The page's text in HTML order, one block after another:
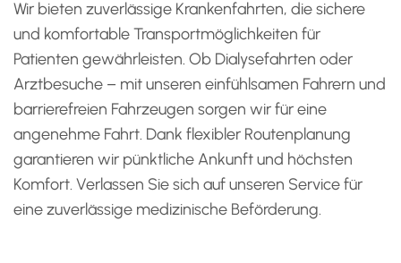
Wir bieten zuverlässige Krankenfahrten, die sichere
und komfortable Transportmöglichkeiten für
Patienten gewährleisten. Ob Dialysefahrten oder
Arztbesuche – mit unseren einfühlsamen Fahrern und
barrierefreien Fahrzeugen sorgen wir für eine
angenehme Fahrt. Dank flexibler Routenplanung
garantieren wir pünktliche Ankunft und höchsten
Komfort. Verlassen Sie sich auf unseren Service für
eine zuverlässige medizinische Beförderung.